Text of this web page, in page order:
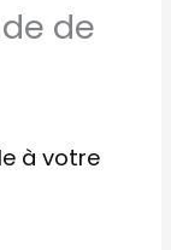
de
à votre